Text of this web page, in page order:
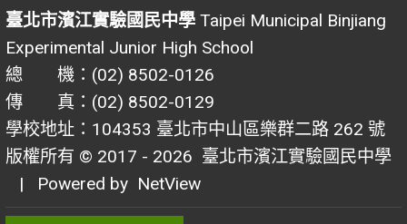
臺北市濱江實驗國民中學 Taipei Municipal Binjiang
Experimental Junior High School
總 機：(02) 8502-0126
傳 真：(02) 8502-0129
學校地址：104353 臺北市中山區樂群二路 262 號
版權所有 © 2017 - 2026 臺北市濱江實驗國民中學
| Powered by NetView